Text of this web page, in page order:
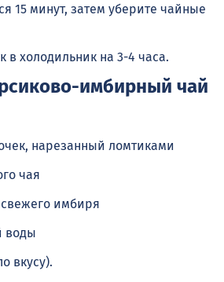
15 минут, затем уберите чайные
в холодильник на 3-4 часа.
имбирный чай
нарезанный ломтиками
чая
имбиря
воды
вкусу).